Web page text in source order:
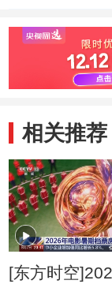
管面临更多挑
相关推荐
[东方时空